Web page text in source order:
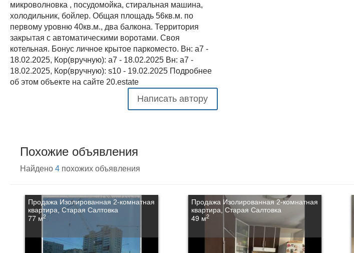
микроволновка , посудомойка, стиральная машина,
холодильник, бойлер. Общая площадь 56кв.м. по
первому уровню 40кв.м., два балкона. Территория
закрытая с автоматическими воротами. Своя
котельная. Бонус личное крытое паркоместо. Вн: a7 -
18.02.2025, Кор(вручную): a7 - 18.02.2025 Вн: a7 -
18.02.2025, Кор(вручную): s10 - 19.02.2025 Подробнее
об этом объекте на сайте 20.estate
Написать автору
Похожие объявления
Найдено 4 похожих объявления
Продажа Изолированная 2-комнатная
квартира, Старая Салтовка
77 м2
Продажа Изолированная 2-комнатная
квартира, Старая Салтовка
49 м2